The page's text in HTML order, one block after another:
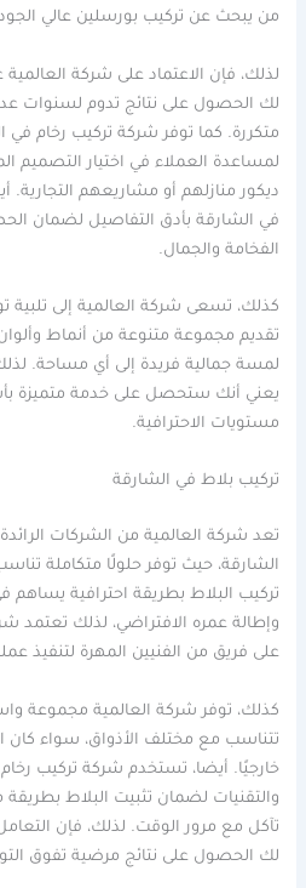
من يبحث عن تركيب بورسلين عالي
لذلك، فإن الاعتماد على شركة
لك الحصول على نتائج تدوم لسنوات
متكررة. كما توفر شركة تركيب رخام
لمساعدة العملاء في اختيار التصميم
ديكور منازلهم أو مشاريعهم التجارية.
في الشارقة بأدق التفاصيل لضمان
الفخامة والجمال.
كذلك، تسعى شركة العالمية إلى تلبية
تقديم مجموعة متنوعة من أنماط
لمسة جمالية فريدة إلى أي مساحة.
يعني أنك ستحصل على خدمة متميزة
مستويات الاحترافية.
تركيب بلاط في الشارقة
تعد شركة العالمية من الشركات
الشارقة، حيث توفر حلولًا متكاملة
تركيب البلاط بطريقة احترافية
وإطالة عمره الافتراضي، لذلك تعتمد
على فريق من الفنيين المهرة لتنفيذ
كذلك، توفر شركة العالمية مجموعة
تتناسب مع مختلف الأذواق، سواء كان
خارجيًا. أيضا، تستخدم شركة تركيب
والتقنيات لضمان تثبيت البلاط
تآكل مع مرور الوقت. لذلك، فإن
لك الحصول على نتائج مرضية تفوق